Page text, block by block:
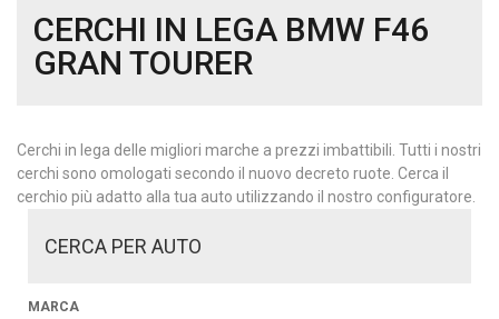
CERCHI IN LEGA BMW F46
GRAN TOURER
Cerchi in lega delle migliori marche a prezzi imbattibili. Tutti i nostri
cerchi sono omologati secondo il nuovo decreto ruote. Cerca il
cerchio più adatto alla tua auto utilizzando il nostro configuratore.
CERCA PER AUTO
MARCA